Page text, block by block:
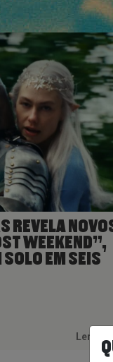
REVELA
WEEKEND”,
EM SEIS
Ler Mais